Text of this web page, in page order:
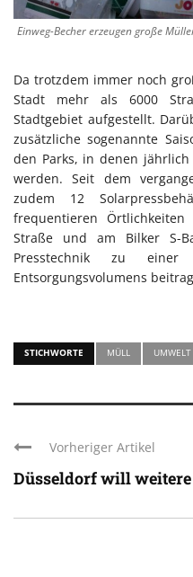
Einweg-Becher erzeugen große
Da trotzdem immer noch
Stadt mehr als 6000
Stadtgebiet aufgestellt.
zusätzliche sogenannte
den Parks, in denen
werden. Seit dem
zudem 12
frequentieren
Straße und am Bilker S-
Presstechnik zu einer
Entsorgungsvolumens
STICHWORTE MÜLL UMWELT
Vorheriger Artikel
Düsseldorf will